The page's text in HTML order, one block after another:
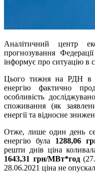
Аналітичний центр
прогнозування
інформує про ситуацію в
Цього тижня на РДН в
енергію фактично
особливість
споживання (як
енергії та відносне
Отже, лише один день
енергію була 1288,06
решти днів ціна
1643,31 грн/МВт*год
28.06.2021 ціна не